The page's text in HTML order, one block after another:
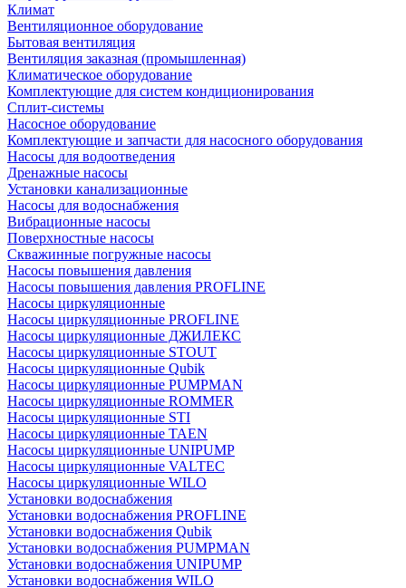
Климат
Вентиляционное оборудование
Бытовая вентиляция
Вентиляция заказная (промышленная)
Климатическое оборудование
Комплектующие для систем кондиционирования
Сплит-системы
Насосное оборудование
Комплектующие и запчасти для насосного оборудования
Насосы для водоотведения
Дренажные насосы
Установки канализационные
Насосы для водоснабжения
Вибрационные насосы
Поверхностные насосы
Скважинные погружные насосы
Насосы повышения давления
Насосы повышения давления PROFLINE
Насосы циркуляционные
Насосы циркуляционные PROFLINE
Насосы циркуляционные ДЖИЛЕКС
Насосы циркуляционные STOUT
Насосы циркуляционные Qubik
Насосы циркуляционные PUMPMAN
Насосы циркуляционные ROMMER
Насосы циркуляционные STI
Насосы циркуляционные TAEN
Насосы циркуляционные UNIPUMP
Насосы циркуляционные VALTEC
Насосы циркуляционные WILO
Установки водоснабжения
Установки водоснабжения PROFLINE
Установки водоснабжения Qubik
Установки водоснабжения PUMPMAN
Установки водоснабжения UNIPUMP
Установки водоснабжения WILO